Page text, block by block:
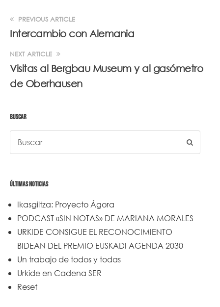
PREVIOUS ARTICLE
Intercambio con Alemania
NEXT ARTICLE
Visitas al Bergbau Museum y al gasómetro
de Oberhausen
BUSCAR
ÚLTIMAS NOTICIAS
Ikasgiltza: Proyecto Ágora
PODCAST «SIN NOTAS» DE MARIANA MORALES
URKIDE CONSIGUE EL RECONOCIMIENTO
BIDEAN DEL PREMIO EUSKADI AGENDA 2030
Un trabajo de todos y todas
Urkide en Cadena SER
Reset